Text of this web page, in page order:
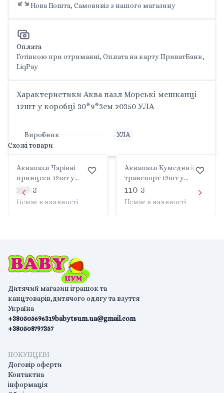
Нова Пошта, Самовивіз з нашого магазину
Оплата
Готівкою при отриманні, Оплата на карту ПриватБанк,
LiqPay
Характеристики Аква пазл Морські мешканці
12шт у коробці 30*9*3см 20350 УЛА
Виробник
УЛА
Схожі товари
Аквапазл Чарівні
принцеси 12шт у
коробці 30*9*3см 20347
УЛА
110 ₴
Немає в наявності
Аквапазл Кумедний
транспорт 12шт у
коробці 30*9*3см 20348
УЛА
110 ₴
Немає в наявності
Дитячий магазин іграшок та
канцтоварів,дитячого одягу та взуття
Україна
+380505696319
+380508797357
babytsum.ua@gmail.com
ПОКУПЦЕВІ
Договір оферти
Контактна
інформація